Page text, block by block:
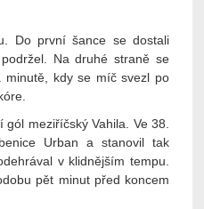
Do první šance se dostali
Na druhé straně se
minutě, kdy se míč svezl po
meziříčský Vahila. Ve 38.
Urban a stanovil tak
v klidnějším tempu.
pět minut před koncem